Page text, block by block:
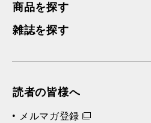
商品を探す
雑誌を探す
読者の皆様へ
メルマガ登録